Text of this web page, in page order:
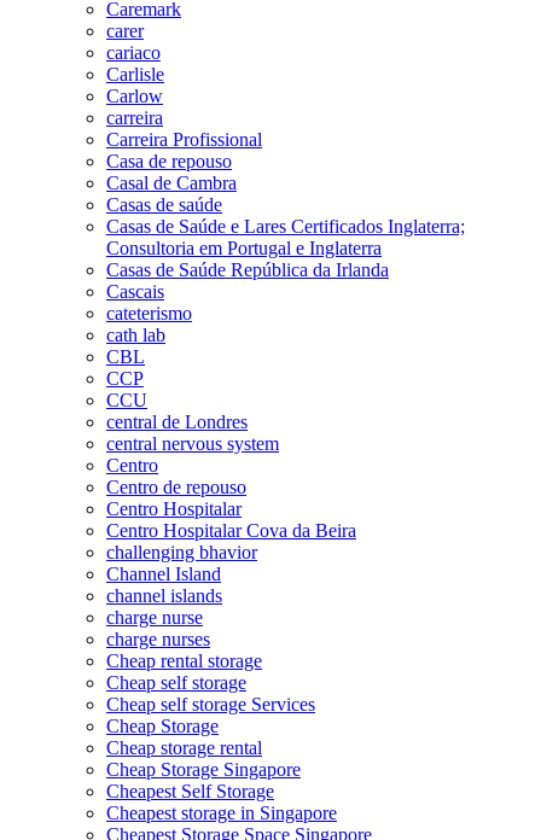
Caremark
carer
cariaco
Carlisle
Carlow
carreira
Carreira Profissional
Casa de repouso
Casal de Cambra
Casas de saúde
Casas de Saúde e Lares Certificados Inglaterra;
Consultoria em Portugal e Inglaterra
Casas de Saúde República da Irlanda
Cascais
cateterismo
cath lab
CBL
CCP
CCU
central de Londres
central nervous system
Centro
Centro de repouso
Centro Hospitalar
Centro Hospitalar Cova da Beira
challenging bhavior
Channel Island
channel islands
charge nurse
charge nurses
Cheap rental storage
Cheap self storage
Cheap self storage Services
Cheap Storage
Cheap storage rental
Cheap Storage Singapore
Cheapest Self Storage
Cheapest storage in Singapore
Cheapest Storage Space Singapore